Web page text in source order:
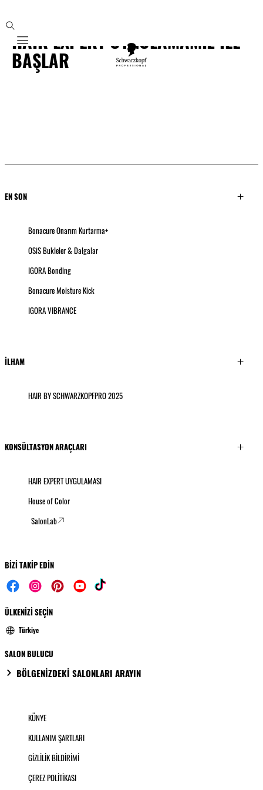
Mobile navigation
HAIR EXPERT UYGULAMAMIZ İLE
BAŞLAR
EN SON
Bonacure Onarım Kurtarma+
OSiS Bukleler & Dalgalar
IGORA Bonding
Bonacure Moisture Kick
IGORA VIBRANCE
İLHAM
HAIR BY SCHWARZKOPFPRO 2025
KONSÜLTASYON ARAÇLARI
HAIR EXPERT UYGULAMASI
House of Color
SalonLab
BİZİ TAKİP EDİN
ÜLKENİZİ SEÇİN
Türkiye
SALON BULUCU
BÖLGENİZDEKİ SALONLARI ARAYIN
KÜNYE
KULLANIM ŞARTLARI
GİZLİLİK BİLDİRİMİ
ÇEREZ POLİTİKASI